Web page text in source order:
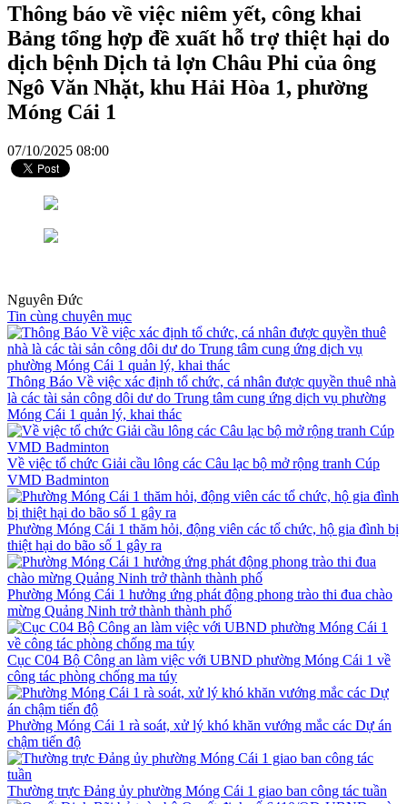
Thông báo về việc niêm yết, công khai
Bảng tổng hợp đề xuất hỗ trợ thiệt hại do
dịch bệnh Dịch tả lợn Châu Phi của ông
Ngô Văn Nhặt, khu Hải Hòa 1, phường
Móng Cái 1
07/10/2025 08:00
Nguyên Đức
Tin cùng chuyên mục
Thông Báo Về việc xác định tổ chức, cá nhân được quyền thuê nhà
là các tài sản công dôi dư do Trung tâm cung ứng dịch vụ phường
Móng Cái 1 quản lý, khai thác
Về việc tổ chức Giải cầu lông các Câu lạc bộ mở rộng tranh Cúp
VMD Badminton
Phường Móng Cái 1 thăm hỏi, động viên các tổ chức, hộ gia đình bị
thiệt hại do bão số 1 gây ra
Phường Móng Cái 1 hưởng ứng phát động phong trào thi đua chào
mừng Quảng Ninh trở thành thành phố
Cục C04 Bộ Công an làm việc với UBND phường Móng Cái 1 về
công tác phòng chống ma túy
Phường Móng Cái 1 rà soát, xử lý khó khăn vướng mắc các Dự án
chậm tiến độ
Thường trực Đảng ủy phường Móng Cái 1 giao ban công tác tuần